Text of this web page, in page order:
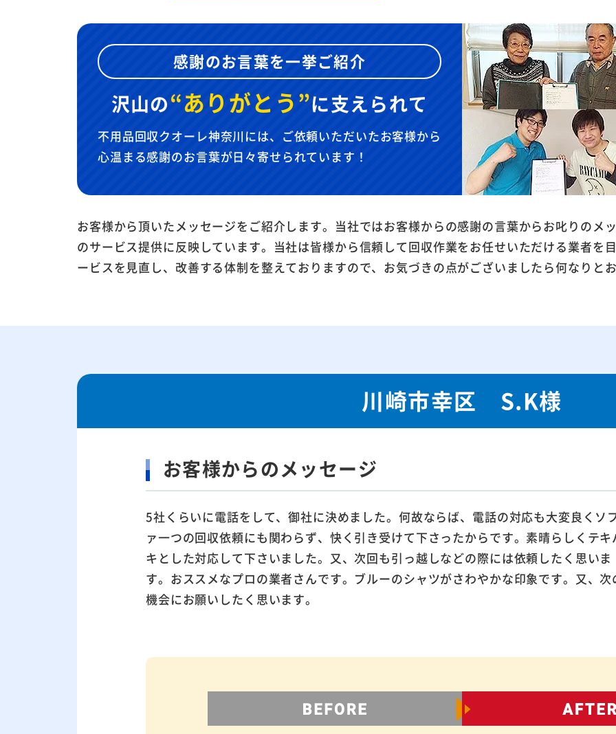
感謝のお言葉を一挙ご紹介
沢山の“ありがとう”に支えられて
不用品回収クオーレ神奈川には、ご依頼いただいたお客様から
心温まる感謝のお言葉が日々寄せられています！
お客様から頂いたメッセージをご紹介します。当社ではお客様からの感謝の言葉からお叱りのメ
のサービス提供に反映しています。当社は皆様から信頼して回収作業をお任せいただける業者を
ービスを見直し、改善する体制を整えておりますので、お気づきの点がございましたら何なりと
川崎市幸区 S.K様
お客様からのメッセージ
5社くらいに電話をして、御社に決めました。何故ならば、電話の対応も大変良くソ
ァ一つの回収依頼にも関わらず、快く引き受けて下さったからです。素晴らしくテキ
キとした対応して下さいました。又、次回も引っ越しなどの際には依頼したく思いま
す。おススメなプロの業者さんです。ブルーのシャツがさわやかな印象です。又、次
機会にお願いしたく思います。